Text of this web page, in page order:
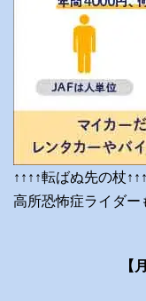
↑↑↑↑転ばぬ先の杖
高所恐怖症ライダー
【